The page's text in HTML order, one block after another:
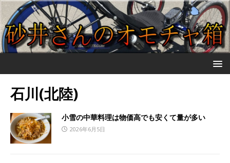
石川(北陸)
小雪の中華料理は物価高でも安くて量が多い
2026年6月5日